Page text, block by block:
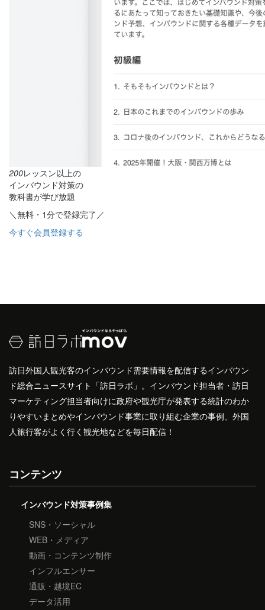
200レッスン以上の
インバウンド対策の
教科書が学び放題
＼無料・1分で登録完了／
今すぐ会員登録する
訪日外国人観光客のインバウンド需要情報を配信するインバウン
ド総合ニュースサイト「訪日ラボ」。インバウンド担当者・訪日
マーケティング担当者向けに政府や観光庁が発表する統計のわか
りやすいまとめやインバウンド事業に取り組む企業の事例、外国
人旅行客がよく行く観光地などを毎日配信！
コンテンツ
インバウンド対策事例集
SNS・ソーシャル
WEB・メディア
動画・コンテンツ制作
インフルエンサー
通販・越境EC
データ活用